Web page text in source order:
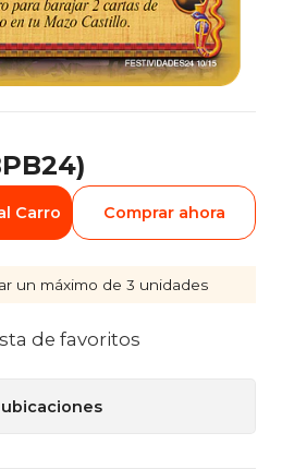
Carro Comprar ahora
un máximo de 3 unidades
de favoritos